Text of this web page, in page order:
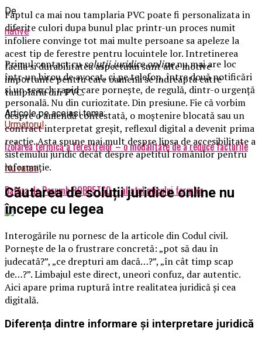
Faptul ca mai nou tamplaria PVC poate fi personalizata in
diferite culori dupa bunul plac printr-un proces numit
infoliere convinge tot mai multe persoane sa apeleze la
acest tip de ferestre pentru locuintele lor. Intretinerea
facila si durabilitatea aspectului sunt alte motive
importante pentru care oamenii se indreapta catre
tamplaria din PVC.
Articole pe aceiasi tema:
Urmatorul
Izolarea termică a ferestrelor – o modalitate de a reduce facturile
Nu ratati
Batoza de Porumb ROBP5T60 – aliatul micului fermier
De
native
Primul contact cusoluții juridice onlinenu mai are loc
într-un birou de avocat, ci pe telefon, între două notificări
și un search rapid care pornește, de regulă, dintr-o urgență
personală. Nu din curiozitate. Din presiune. Fie că vorbim
despre o amendă contestată, o moștenire blocată sau un
contract interpretat greșit, reflexul digital a devenit prima
reacție. Asta spune mai mult despre lipsa de accesibilitate a
sistemului juridic decât despre apetitul românilor pentru
informație.
Căutarea de soluții juridice online nu
începe cu legea
Interogările nu pornesc de la articole din Codul civil.
Pornește de la o frustrare concretă: „pot să dau în
judecată?”, „ce drepturi am dacă…?”, „în cât timp scap
de…?”. Limbajul este direct, uneori confuz, dar autentic.
Aici apare prima ruptură între realitatea juridică și cea
digitală.
Diferența dintre informare și interpretare juridică